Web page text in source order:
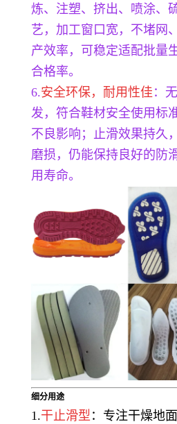
炼、注塑、挤出、喷涂、
艺，加工窗口宽，不堵网
产效率，可稳定适配批量
合格率。
6.安全环保，耐用性佳 ：
发，符合鞋材安全使用标
不良影响；止滑效果持久
磨损，仍能保持良好的防
用寿命。
细分用途
1.干止滑型 ：专注干燥地